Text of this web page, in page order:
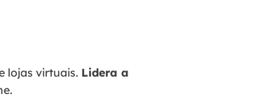
lojas virtuais. Lidera a